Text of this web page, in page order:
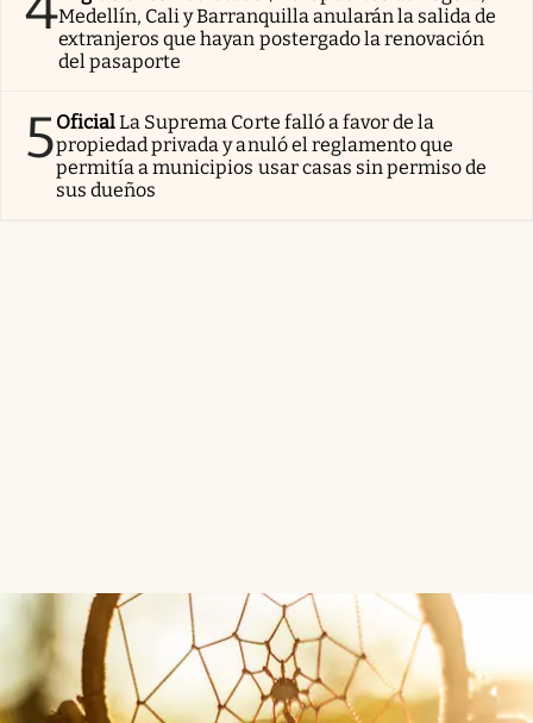
Medellín, Cali y Barranquilla anularán la salida de
extranjeros que hayan postergado la renovación
del pasaporte
5OficialLa Suprema Corte falló a favor de la
propiedad privada y anuló el reglamento que
permitía a municipios usar casas sin permiso de
sus dueños